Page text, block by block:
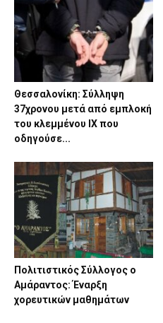
Θεσσαλονίκη: Σύλληψη
37χρονου μετά από εμπλοκή
του κλεμμένου ΙΧ που
οδηγούσε...
Πολιτιστικός Σύλλογος ο
Αμάραντος: Έναρξη
χορευτικών μαθημάτων